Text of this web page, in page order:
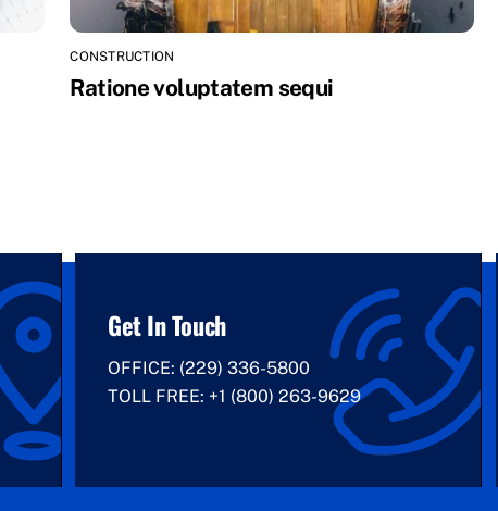
CONSTRUCTION
Ratione voluptatem sequi
Get In Touch
OFFICE: (229) 336-5800
TOLL FREE: +1 (800) 263-9629